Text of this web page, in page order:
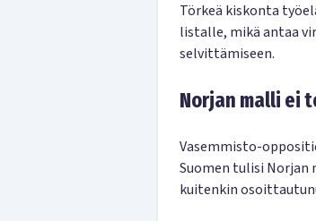
Törkeä kiskonta
listalle, mikä antaa
selvittämiseen.
Norjan malli ei
Vasemmisto-
Suomen tulisi Norjan
kuitenkin